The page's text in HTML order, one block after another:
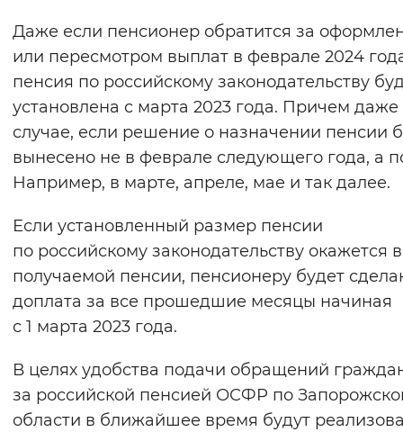
Изображения
Включены Выключены
Звуковой ассистент
Воспроизвести Остановить
Вернуть стандартные настройки
Даже если пенсионер обратится за
или пересмотром выплат в феврале 2024
пенсия по российскому законодательству
установлена с марта 2023 года. Причем даже
случае, если решение о назначении пенсии
вынесено не в феврале следующего года, а
Например, в марте, апреле, мае и так далее.
Если установленный размер пенсии
по российскому законодательству окажется
получаемой пенсии, пенсионеру будет
доплата за все прошедшие месяцы начиная
с 1 марта 2023 года.
В целях удобства подачи обращений
за российской пенсией ОСФР по
области в ближайшее время будут